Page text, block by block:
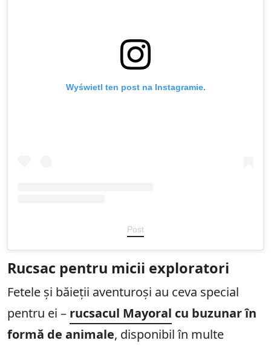
Wyświetl ten post na Instagramie.
Post
Rucsac pentru micii exploratori
Fetele și băieții aventuroși au ceva special
pentru ei – rucsacul Mayoral cu buzunar în
formă de animale, disponibil în multe